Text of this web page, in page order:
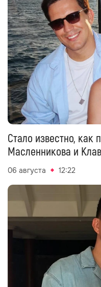
Стало известно,
Масленникова и
06 августа 12:22